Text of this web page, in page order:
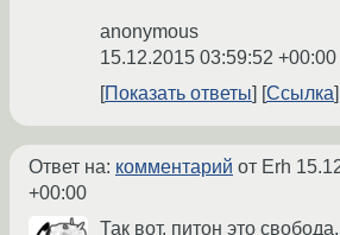
anonymous
15.12.2015 03:59:52 +00:00
Показать ответы
Ссылка
Ответ на: комментарий от Erh
+00:00
Так вот, питон это